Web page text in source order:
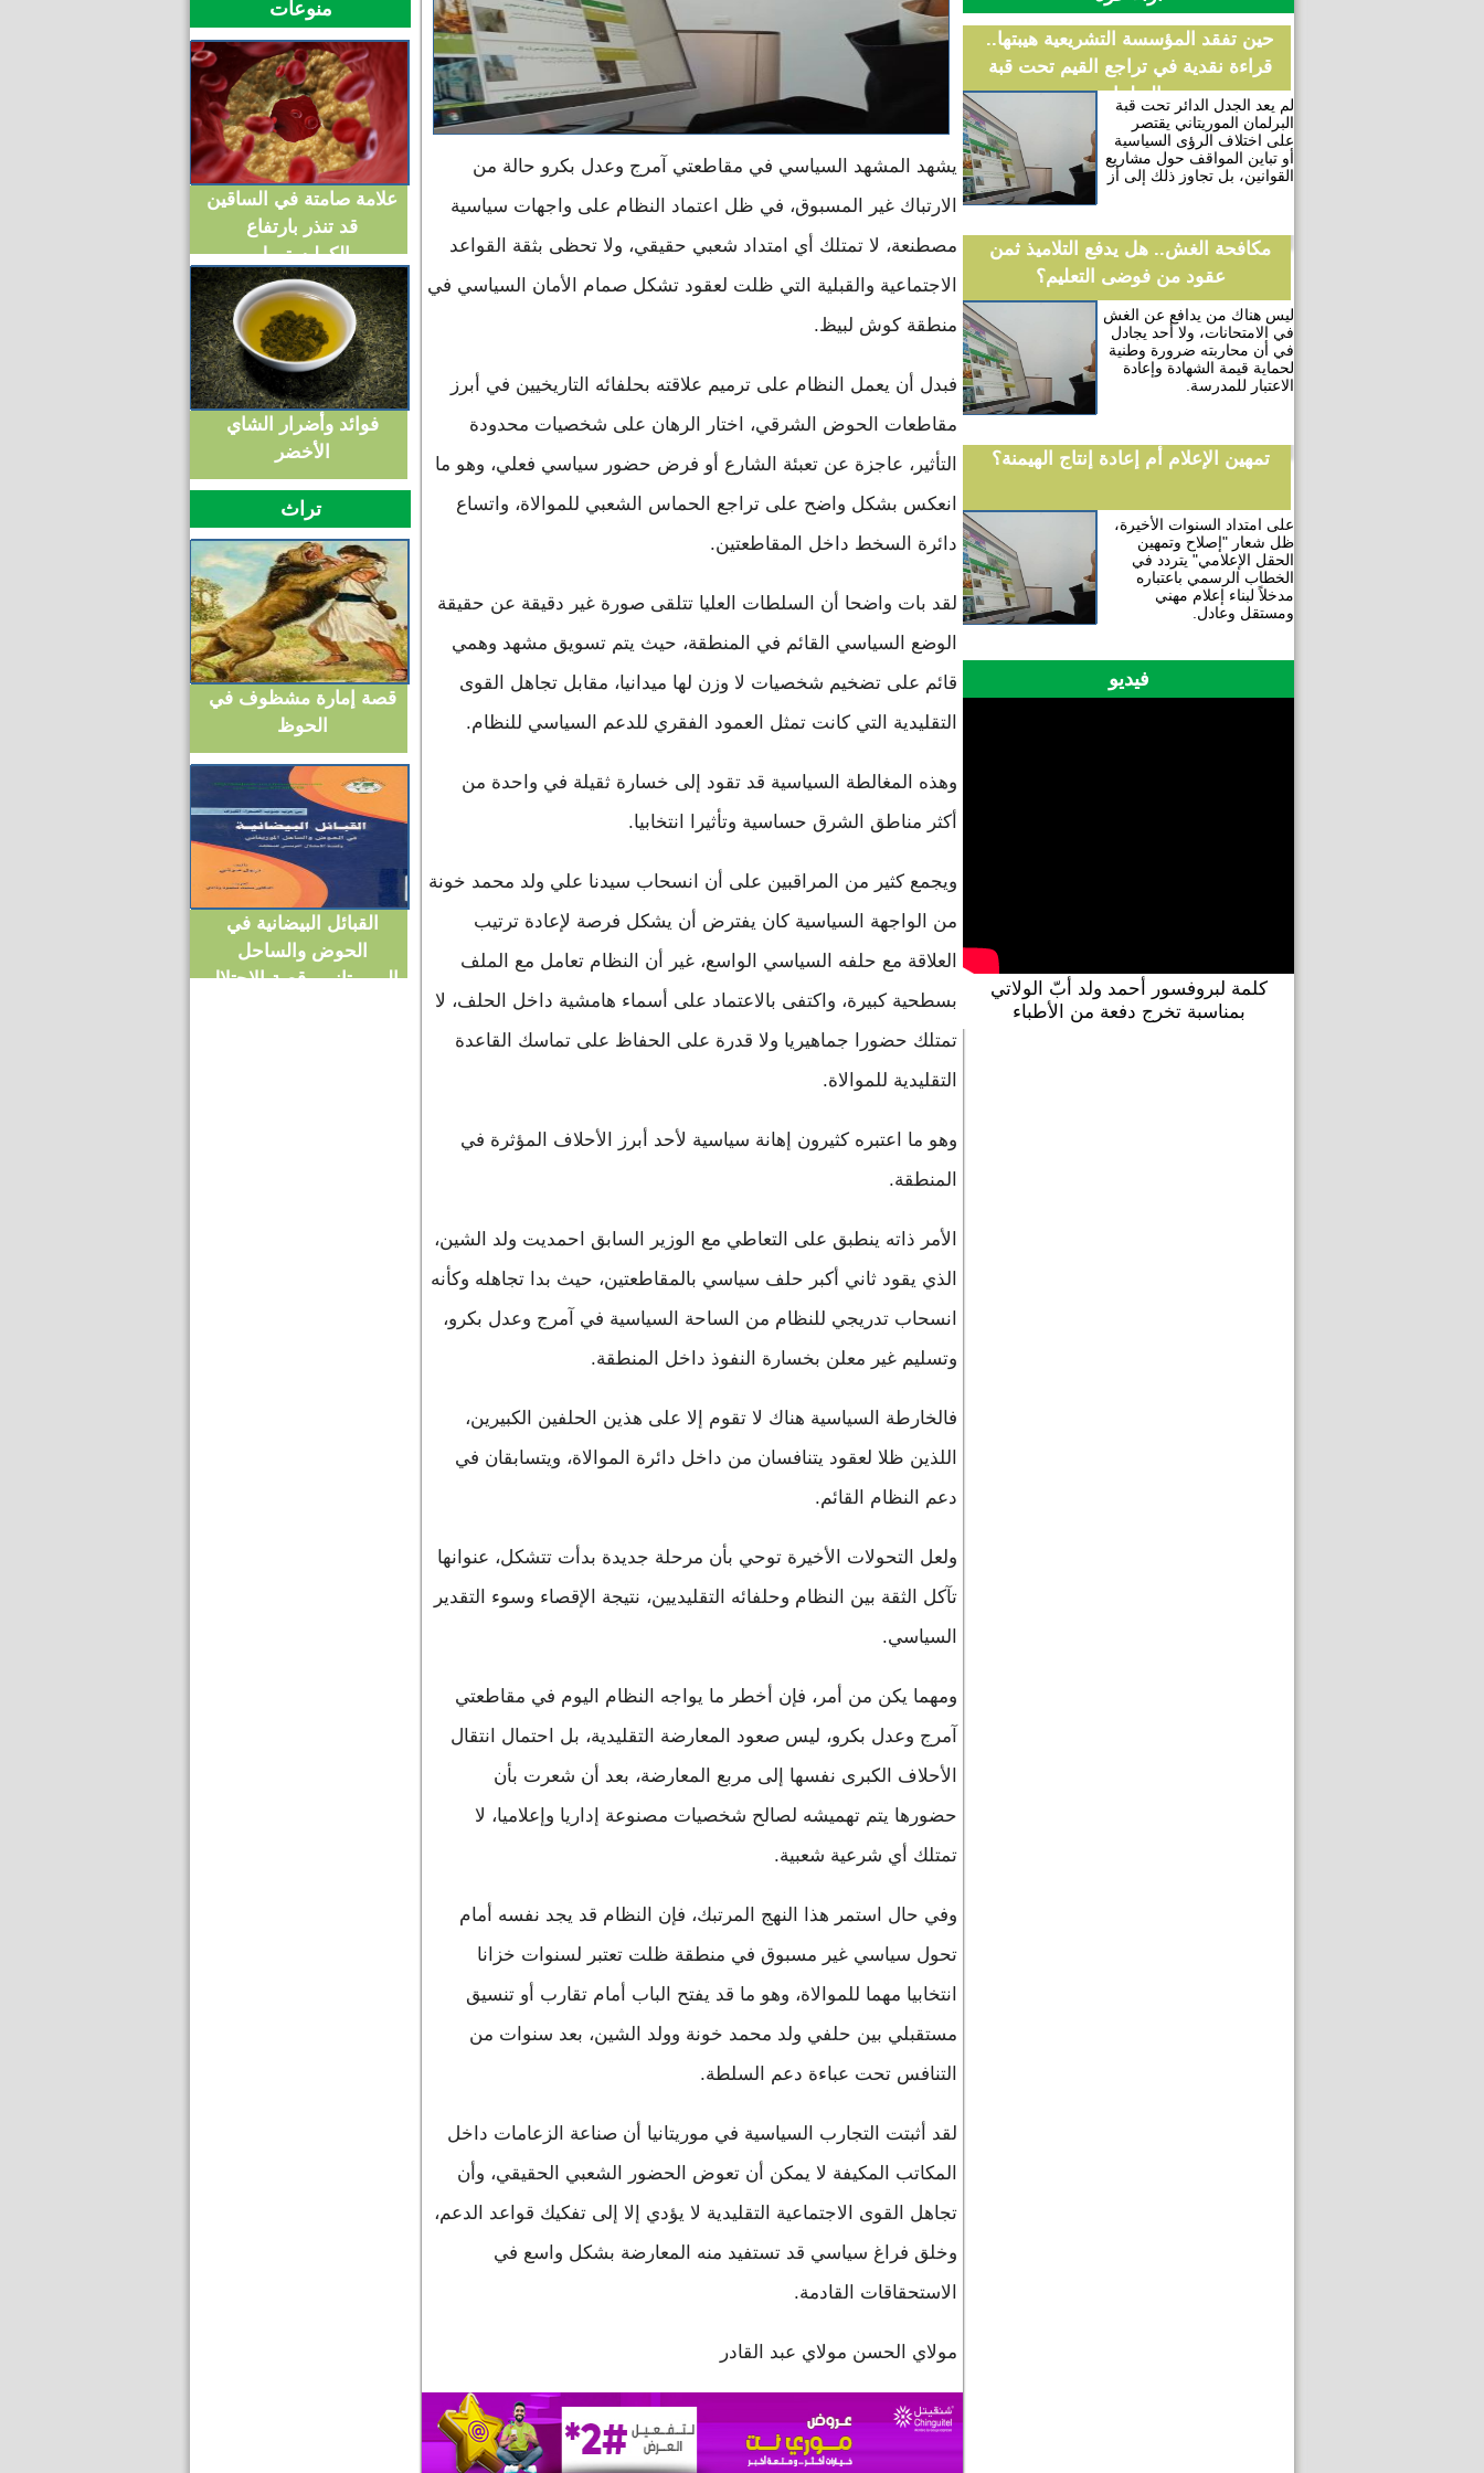
حين تفقد المؤسسة التشريعية هيبتها..
قراءة نقدية في تراجع القيم تحت قبة
البرلمان
لم يعد الجدل الدائر تحت قبة
البرلمان الموريتاني يقتصر
على اختلاف الرؤى السياسية
أو تباين المواقف حول مشاريع
القوانين، بل تجاوز ذلك إلى أز
مكافحة الغش.. هل يدفع التلاميذ ثمن
عقود من فوضى التعليم؟
ليس هناك من يدافع عن الغش
في الامتحانات، ولا أحد يجادل
في أن محاربته ضرورة وطنية
لحماية قيمة الشهادة وإعادة
الاعتبار للمدرسة.
تمهين الإعلام أم إعادة إنتاج الهيمنة؟
على امتداد السنوات الأخيرة،
ظل شعار "إصلاح وتمهين
الحقل الإعلامي" يتردد في
الخطاب الرسمي باعتباره
مدخلاً لبناء إعلام مهني
ومستقل وعادل.
فيديو
كلمة لبروفسور أحمد ولد أبّ الولاتي
بمناسبة تخرج دفعة من الأطباء
منوعات
علامة صامتة في الساقين
قد تنذر بارتفاع
الكوليسترول
فوائد وأضرار الشاي
الأخضر
تراث
قصة إمارة مشظوف في
الحوظ
القبائل البيضانية في
الحوض والساحل
الموريتاني وقصة الاحتلال
يشهد المشهد السياسي في مقاطعتي آمرج وعدل بكرو حالة من
الارتباك غير المسبوق، في ظل اعتماد النظام على واجهات سياسية
مصطنعة، لا تمتلك أي امتداد شعبي حقيقي، ولا تحظى بثقة القواعد
الاجتماعية والقبلية التي ظلت لعقود تشكل صمام الأمان السياسي في
منطقة كوش لبيظ.
فبدل أن يعمل النظام على ترميم علاقته بحلفائه التاريخيين في أبرز
مقاطعات الحوض الشرقي، اختار الرهان على شخصيات محدودة
التأثير، عاجزة عن تعبئة الشارع أو فرض حضور سياسي فعلي، وهو ما
انعكس بشكل واضح على تراجع الحماس الشعبي للموالاة، واتساع
دائرة السخط داخل المقاطعتين.
لقد بات واضحا أن السلطات العليا تتلقى صورة غير دقيقة عن حقيقة
الوضع السياسي القائم في المنطقة، حيث يتم تسويق مشهد وهمي
قائم على تضخيم شخصيات لا وزن لها ميدانيا، مقابل تجاهل القوى
التقليدية التي كانت تمثل العمود الفقري للدعم السياسي للنظام.
وهذه المغالطة السياسية قد تقود إلى خسارة ثقيلة في واحدة من
أكثر مناطق الشرق حساسية وتأثيرا انتخابيا.
ويجمع كثير من المراقبين على أن انسحاب سيدنا علي ولد محمد خونة
من الواجهة السياسية كان يفترض أن يشكل فرصة لإعادة ترتيب
العلاقة مع حلفه السياسي الواسع، غير أن النظام تعامل مع الملف
بسطحية كبيرة، واكتفى بالاعتماد على أسماء هامشية داخل الحلف، لا
تمتلك حضورا جماهيريا ولا قدرة على الحفاظ على تماسك القاعدة
التقليدية للموالاة.
وهو ما اعتبره كثيرون إهانة سياسية لأحد أبرز الأحلاف المؤثرة في
المنطقة.
الأمر ذاته ينطبق على التعاطي مع الوزير السابق احمديت ولد الشين،
الذي يقود ثاني أكبر حلف سياسي بالمقاطعتين، حيث بدا تجاهله وكأنه
انسحاب تدريجي للنظام من الساحة السياسية في آمرج وعدل بكرو،
وتسليم غير معلن بخسارة النفوذ داخل المنطقة.
فالخارطة السياسية هناك لا تقوم إلا على هذين الحلفين الكبيرين،
اللذين ظلا لعقود يتنافسان من داخل دائرة الموالاة، ويتسابقان في
دعم النظام القائم.
ولعل التحولات الأخيرة توحي بأن مرحلة جديدة بدأت تتشكل، عنوانها
تآكل الثقة بين النظام وحلفائه التقليديين، نتيجة الإقصاء وسوء التقدير
السياسي.
ومهما يكن من أمر، فإن أخطر ما يواجه النظام اليوم في مقاطعتي
آمرج وعدل بكرو، ليس صعود المعارضة التقليدية، بل احتمال انتقال
الأحلاف الكبرى نفسها إلى مربع المعارضة، بعد أن شعرت بأن
حضورها يتم تهميشه لصالح شخصيات مصنوعة إداريا وإعلاميا، لا
تمتلك أي شرعية شعبية.
وفي حال استمر هذا النهج المرتبك، فإن النظام قد يجد نفسه أمام
تحول سياسي غير مسبوق في منطقة ظلت تعتبر لسنوات خزانا
انتخابيا مهما للموالاة، وهو ما قد يفتح الباب أمام تقارب أو تنسيق
مستقبلي بين حلفي ولد محمد خونة وولد الشين، بعد سنوات من
التنافس تحت عباءة دعم السلطة.
لقد أثبتت التجارب السياسية في موريتانيا أن صناعة الزعامات داخل
المكاتب المكيفة لا يمكن أن تعوض الحضور الشعبي الحقيقي، وأن
تجاهل القوى الاجتماعية التقليدية لا يؤدي إلا إلى تفكيك قواعد الدعم،
وخلق فراغ سياسي قد تستفيد منه المعارضة بشكل واسع في
الاستحقاقات القادمة.
مولاي الحسن مولاي عبد القادر